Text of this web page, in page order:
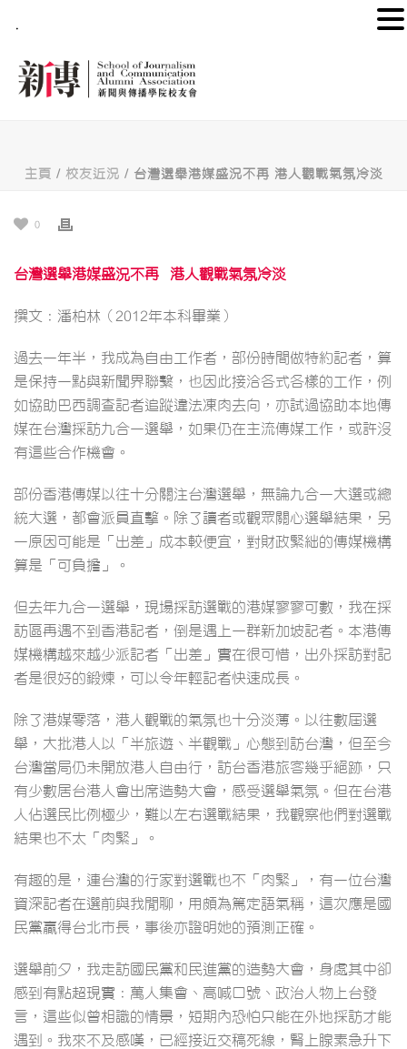
主頁 / 校友近況 / 台灣選舉港媒盛況不再 港人觀戰氣氛冷淡
0
台灣選舉港媒盛況不再 港人觀戰氣氛冷淡
撰文：潘柏林（2012年本科畢業）
過去一年半，我成為自由工作者，部份時間做特約記者，算
是保持一點與新聞界聯繫，也因此接洽各式各樣的工作，例
如協助巴西調查記者追蹤違法凍肉去向，亦試過協助本地傳
媒在台灣採訪九合一選舉，如果仍在主流傳媒工作，或許沒
有這些合作機會。
部份香港傳媒以往十分關注台灣選舉，無論九合一大選或總
統大選，都會派員直擊。除了讀者或觀眾關心選舉結果，另
一原因可能是「出差」成本較便宜，對財政緊絀的傳媒機構
算是「可負擔」。
但去年九合一選舉，現場採訪選戰的港媒寥寥可數，我在採
訪區再遇不到香港記者，倒是遇上一群新加坡記者。本港傳
媒機構越來越少派記者「出差」實在很可惜，出外採訪對記
者是很好的鍛煉，可以令年輕記者快速成長。
除了港媒零落，港人觀戰的氣氛也十分淡薄。以往數屆選
舉，大批港人以「半旅遊、半觀戰」心態到訪台灣，但至今
台灣當局仍未開放港人自由行，訪台香港旅客幾乎絕跡，只
有少數居台港人會出席造勢大會，感受選舉氣氛。但在台港
人佔選民比例極少，難以左右選戰結果，我觀察他們對選戰
結果也不太「肉緊」。
有趣的是，連台灣的行家對選戰也不「肉緊」，有一位台灣
資深記者在選前與我閒聊，用頗為篤定語氣稱，這次應是國
民黨贏得台北市長，事後亦證明她的預測正確。
選舉前夕，我走訪國民黨和民進黨的造勢大會，身處其中卻
感到有點超現實：萬人集會、高喊口號、政治人物上台發
言，這些似曾相識的情景，短期內恐怕只能在外地採訪才能
遇到。我來不及感嘆，已經接近交稿死線，腎上腺素急升下
.